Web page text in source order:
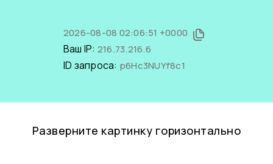
2026-08-08 02:06:51 +0000
Ваш IP: 216.73.216.6
ID запроса: p6Hc3NUYf8c1
Разверните картинку горизонтально